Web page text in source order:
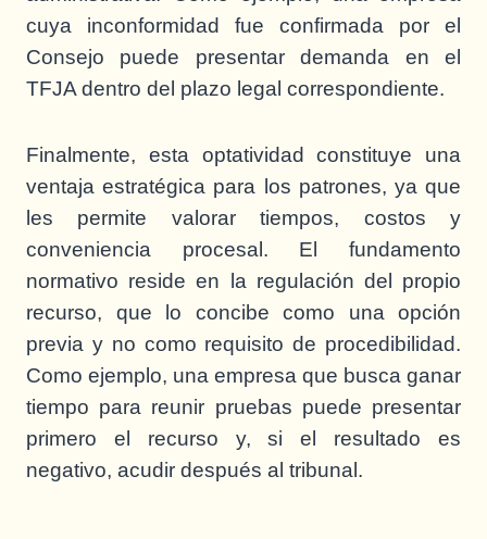
cuya inconformidad fue confirmada por el
Consejo puede presentar demanda en el
TFJA dentro del plazo legal correspondiente.
Finalmente, esta optatividad constituye una
ventaja estratégica para los patrones, ya que
les permite valorar tiempos, costos y
conveniencia procesal. El fundamento
normativo reside en la regulación del propio
recurso, que lo concibe como una opción
previa y no como requisito de procedibilidad.
Como ejemplo, una empresa que busca ganar
tiempo para reunir pruebas puede presentar
primero el recurso y, si el resultado es
negativo, acudir después al tribunal.